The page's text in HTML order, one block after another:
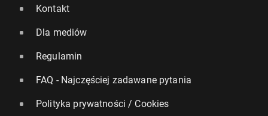
Kontakt
Dla mediów
Regulamin
FAQ - Najczęściej zadawane pytania
Polityka prywatności / Cookies